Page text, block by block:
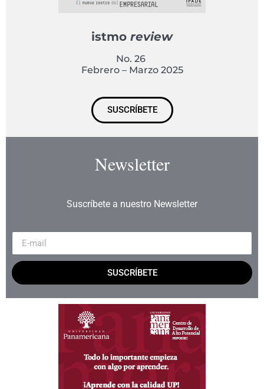
istmo review
No. 26
Febrero – Marzo 2025
SUSCRÍBETE
Newsletter
Suscríbete a nuestro Newsletter
SUSCRÍBETE